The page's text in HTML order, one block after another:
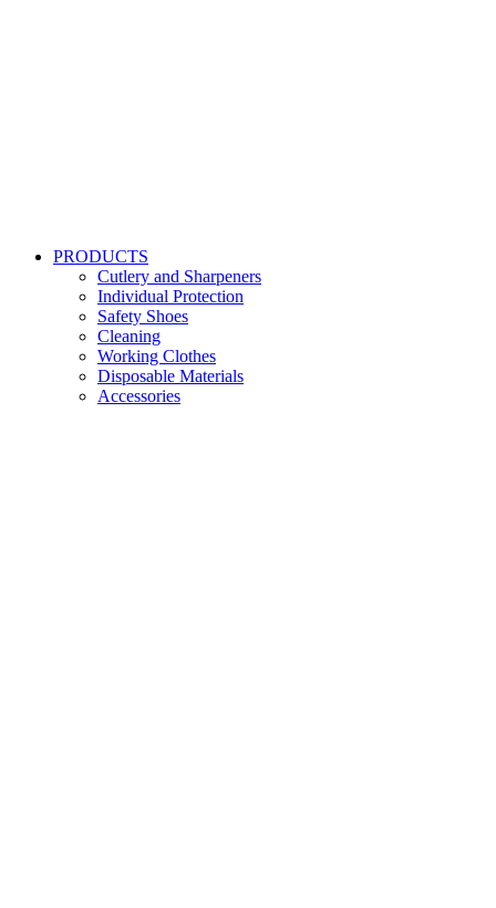
PRODUCTS
Cutlery and Sharpeners
Individual Protection
Safety Shoes
Cleaning
Working Clothes
Disposable Materials
Accessories